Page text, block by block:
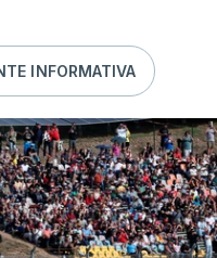
INFORMATIVA